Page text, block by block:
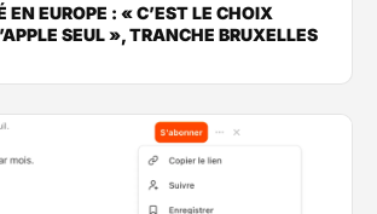
EN EUROPE : « C’EST LE CHOIX
SEUL », TRANCHE BRUXELLES